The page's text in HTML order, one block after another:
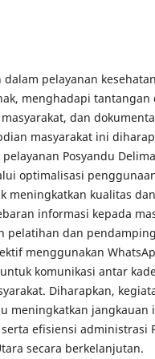
pelayanan
menghadapi tantangan
dan
masyarakat ini
Posyandu
optimalisasi
meningkatkan kualitas
informasi kepada
pelatihan dan
menggunakan
komunikasi antar
Diharapkan,
meningkatkan jangkauan
efisiensi administrasi
secara berkelanjutan.